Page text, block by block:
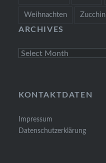
Weihnachten
ARCHIVES
Archives
KONTAKTDATEN
Impressum
Datenschutzerklärung